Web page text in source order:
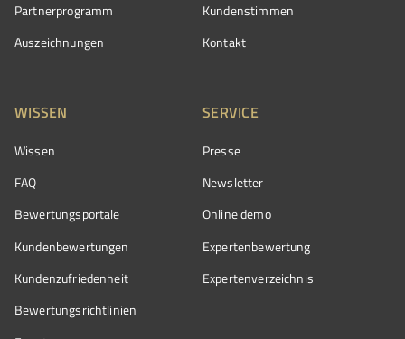
Partnerprogramm
Auszeichnungen
Kundenstimmen
Kontakt
WISSEN
Wissen
FAQ
Bewertungsportale
Kundenbewertungen
Kundenzufriedenheit
Bewertungs­richtlinien
SERVICE
Presse
Newsletter
Online demo
Expertenbewertung
Expertenverzeichnis